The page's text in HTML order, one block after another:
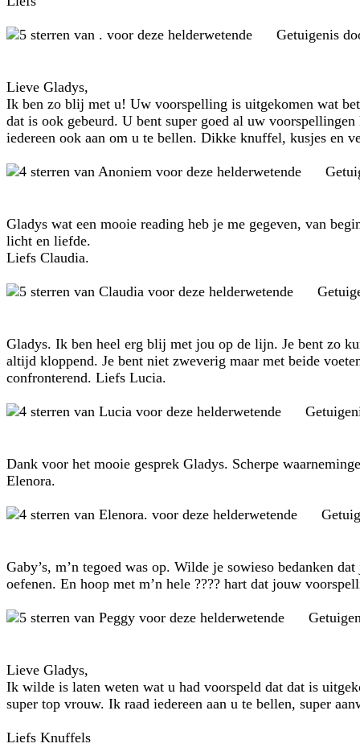
Getuigenis
Lieve Gladys,
Ik ben zo blij met u! Uw voorspelling is uitgekomen wat
dat is ook gebeurd. U bent super goed al uw
iedereen ook aan om u te bellen. Dikke knuffel, kusjes en
Gladys wat een mooie reading heb je me gegeven, van
licht en liefde.
Liefs Claudia.
Gladys. Ik ben heel erg blij met jou op de lijn. Je bent zo
altijd kloppend. Je bent niet zweverig maar met beide
confronterend. Liefs Lucia.
Dank voor het mooie gesprek Gladys. Scherpe
Elenora.
Gaby’s, m’n tegoed was op. Wilde je sowieso bedanken
oefenen. En hoop met m’n hele ???? hart dat jouw
Lieve Gladys,
Ik wilde is laten weten wat u had voorspeld dat dat is
super top vrouw. Ik raad iedereen aan u te bellen, super
Liefs Knuffels